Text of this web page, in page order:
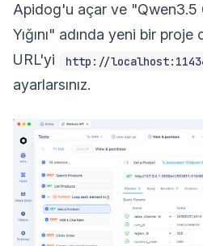
Apidog'u açar ve "Qwen3.5
Yığını" adında yeni bir
URL'yi
http://
ayarlarsınız.